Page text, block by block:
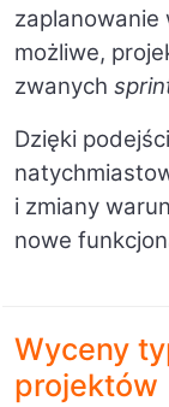
zaplanowanie
możliwe,
zwanych
Dzięki
i zmiany
nowe
Wyceny
projektów